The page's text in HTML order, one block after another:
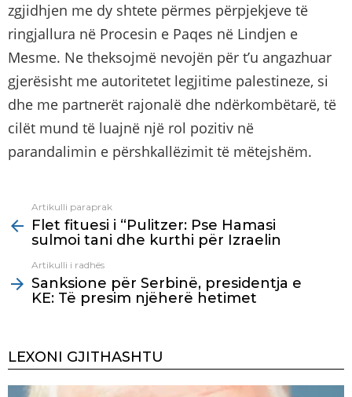
zgjidhjen me dy shtete përmes përpjekjeve të
ringjallura në Procesin e Paqes në Lindjen e
Mesme. Ne theksojmë nevojën për t’u angazhuar
gjerësisht me autoritetet legjitime palestineze, si
dhe me partnerët rajonalë dhe ndërkombëtarë, të
cilët mund të luajnë një rol pozitiv në
parandalimin e përshkallëzimit të mëtejshëm.
more
Artikulli paraprak
Flet fituesi i “Pulitzer: Pse Hamasi
sulmoi tani dhe kurthi për Izraelin
Artikulli i radhës
Sanksione për Serbinë, presidentja e
KE: Të presim njëherë hetimet
LEXONI GJITHASHTU